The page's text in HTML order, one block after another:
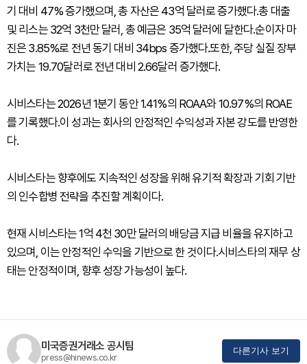
기 대비 47% 증가했으며, 총 자산은 43억 달러로 증가했다.총 대출
및 리스는 32억 3천만 달러, 총 예금은 35억 달러에 달한다.순이자 마
진은 3.85%로 전년 동기 대비 34bps 증가했다.또한, 주당 실질 장부
가치는 19.70달러로 전년 대비 2.66달러 증가했다.
시비스타는 2026년 1분기 동안 1.41%의 ROAA와 10.97%의 ROAE
를 기록했다.이 성과는 회사의 안정적인 수익성과 자본 강도를 반영한
다.
시비스타는 향후에도 지속적인 성장을 위해 유기적 확장과 기회 기반
의 인수합병 전략을 추진할 계획이다.
현재 시비스타는 1억 4천 30만 달러의 배당금 지급 비율을 유지하고
있으며, 이는 안정적인 수익을 기반으로 한 것이다.시비스타의 재무 상
태는 안정적이며, 향후 성장 가능성이 높다.
미국증권거래소 공시팀
press@hinews.co.kr
다른기사 보기